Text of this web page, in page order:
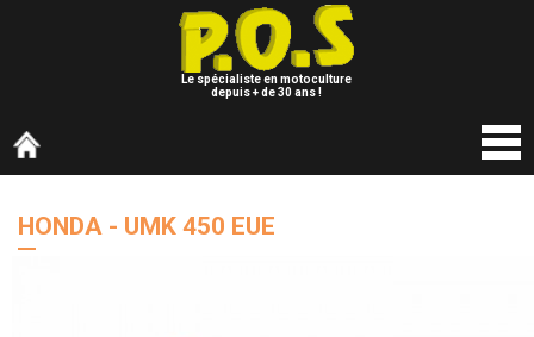
Le spécialiste en motoculture
depuis + de 30 ans !
HONDA - UMK 450 EUE